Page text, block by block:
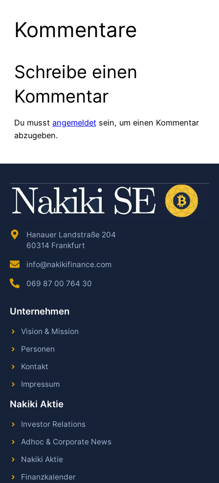
Kommentare
Schreibe einen
Kommentar
Du musst angemeldetsein, um einen Kommentar
abzugeben.
Hanauer Landstraße 204
60314 Frankfurt
info@nakikifinance.com
069 87 00 764 30
Unternehmen
Vision & Mission
Personen
Kontakt
Impressum
Nakiki Aktie
Investor Relations
Adhoc & Corporate News
Nakiki Aktie
Finanzkalender